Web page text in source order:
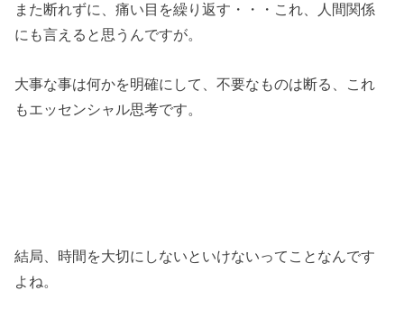
また断れずに、痛い目を繰り返す・・・これ、人間関係
にも言えると思うんですが。
大事な事は何かを明確にして、不要なものは断る、これ
もエッセンシャル思考です。
結局、時間を大切にしないといけないってことなんです
よね。